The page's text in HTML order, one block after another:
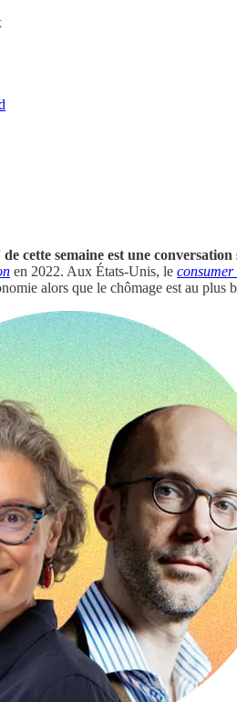
cette semaine est une conversation
en 2022. Aux États-Unis, le consumer
alors que le chômage est au plus